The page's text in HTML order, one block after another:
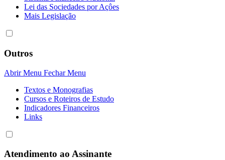
Lei das Sociedades por Açôes
Mais Legislação
Outros
Abrir Menu Fechar Menu
Textos e Monografias
Cursos e Roteiros de Estudo
Indicadores Financeiros
Links
Atendimento ao Assinante